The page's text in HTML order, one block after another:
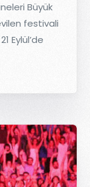
Büyük
festivali
Eylül’de